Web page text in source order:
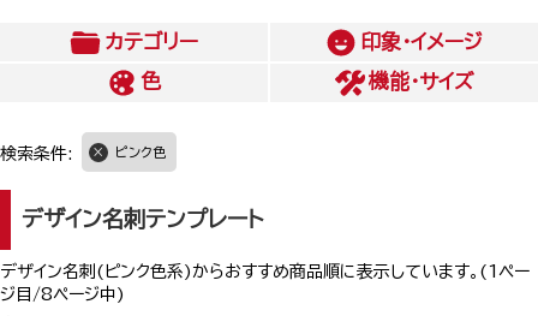
カテゴリー
印象・イメージ
色
機能・サイズ
検索条件: ピンク色
デザイン名刺テンプレート
デザイン名刺(ピンク色系)からおすすめ商品順に表示しています。(1ペー
ジ目/8ページ中)